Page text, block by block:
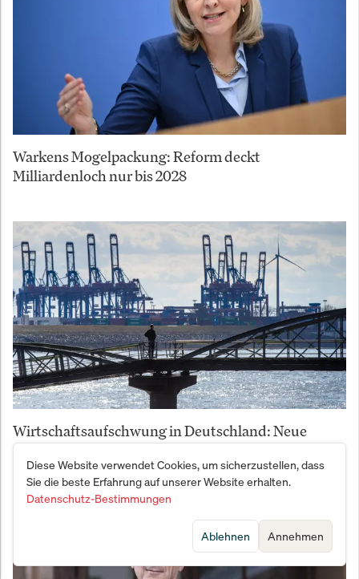
Warkens Mogelpackung: Reform deckt
Milliardenloch nur bis 2028
Wirtschaftsaufschwung in Deutschland: Neue
Chancen für Investoren
Diese Website verwendet Cookies, um sicherzustellen, dass
Sie die beste Erfahrung auf unserer Website erhalten.
Datenschutz-Bestimmungen
Annehmen
Ablehnen